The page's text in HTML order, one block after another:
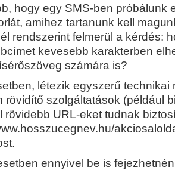
hogy egy SMS-ben próbálunk
amihez tartanunk kell
rendszerint felmerül a kérdés:
kevesebb karakterben
számára is?
létezik egyszerű technikai
rövidítő szolgáltatások (például
rövidebb URL-eket tudnak
ennyivel be is